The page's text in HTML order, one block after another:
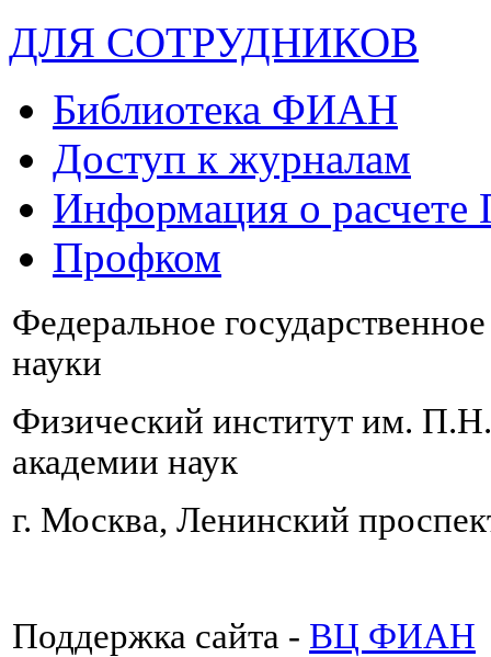
ДЛЯ СОТРУДНИКОВ
Библиотека ФИАН
Доступ к журналам
Информация о
Профком
Федеральное
науки
Физический институт им.
академии наук
г. Москва, Ленинский
Поддержка сайта - ВЦ ФИАН